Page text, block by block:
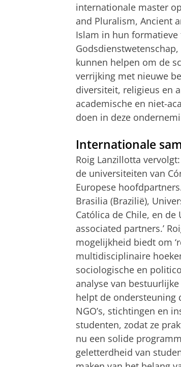
internationale master
and Pluralism, Ancient
Islam in hun formatieve
kunnen helpen om de
verrijking met nieuwe
diversiteit, religieus en
academische en niet-
doen in deze
Internationale
Roig Lanzillotta
de universiteiten van
Europese
Brasilia (Brazilië),
Católica de Chile, en
associated partners.’
mogelijkheid biedt om
multidisciplinaire
sociologische en
analyse van
helpt de ondersteuning
NGO’s, stichtingen en
studenten, zodat ze
nu een solide
geletterdheid van